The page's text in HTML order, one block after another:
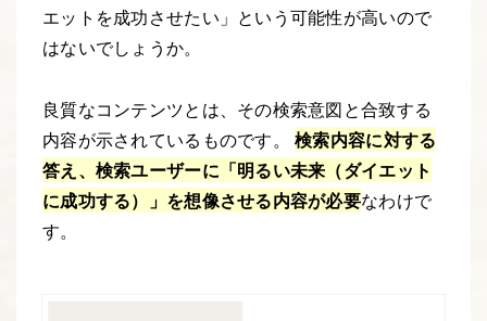
エットを成功させたい」という可能性が高いので
はないでしょうか。
良質なコンテンツとは、その検索意図と合致する
内容が示されているものです。検索内容に対する
答え、検索ユーザーに「明るい未来（ダイエット
に成功する）」を想像させる内容が必要なわけで
す。